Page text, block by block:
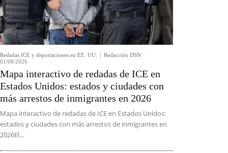
Redadas ICE y deportaciones en EE. UU. Redacción DSN -
01/08/2026
Mapa interactivo de redadas de ICE en
Estados Unidos: estados y ciudades con
más arrestos de inmigrantes en 2026
Mapa interactivo de redadas de ICE en Estados Unidos:
estados y ciudades con más arrestos de inmigrantes en
2026El...